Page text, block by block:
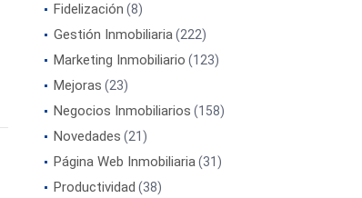
Fidelización (8)
Gestión Inmobiliaria(222)
Marketing Inmobiliario (123)
Mejoras (23)
Negocios Inmobiliarios (158)
Novedades (21)
Página Web Inmobiliaria(31)
Productividad (38)